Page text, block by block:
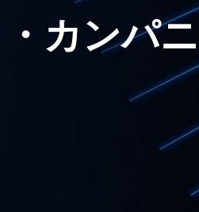
・カンパ